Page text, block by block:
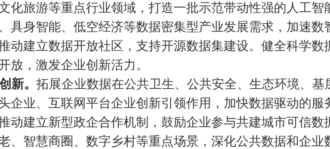
化旅游等重点行业领域，打造一批示范带动性强的人工智
具身智能、低空经济等数据密集型产业发展需求，加速
动建立数据开放社区，支持开源数据集建设。健全科学数
放，激发企业创新活力。
新。 拓展企业数据在公共卫生、公共安全、生态环境、
企业、互联网平台企业创新引领作用，加快数据驱动的服
动建立新型政企合作机制，鼓励企业参与共建城市可信数
、智慧商圈、数字乡村等重点场景，深化公共数据和企业